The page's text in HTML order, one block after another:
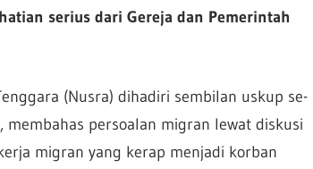
serius dari Gereja dan Pemerintah
(Nusra) dihadiri sembilan uskup se-
membahas persoalan migran lewat diskusi
migran yang kerap menjadi korban